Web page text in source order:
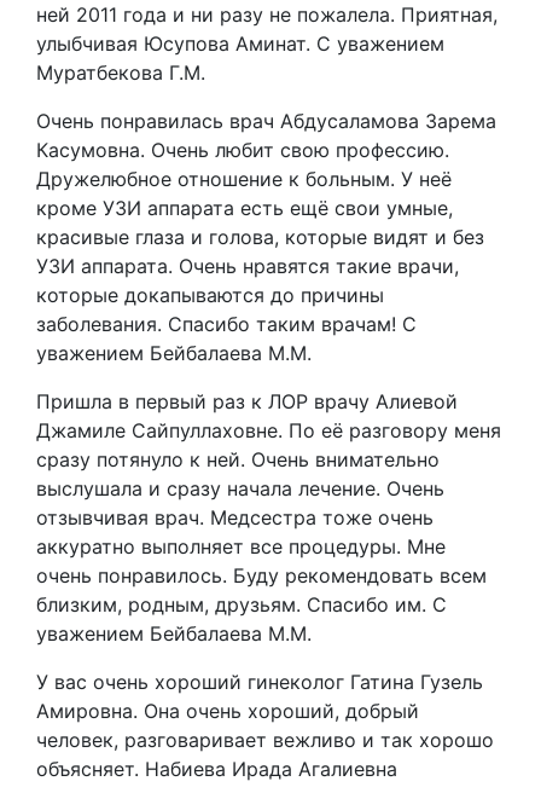
ней 2011 года и ни разу не пожалела. Приятная,
улыбчивая Юсупова Аминат. С уважением
Муратбекова Г.М.
Очень понравилась врач Абдусаламова Зарема
Касумовна. Очень любит свою профессию.
Дружелюбное отношение к больным. У неё
кроме УЗИ аппарата есть ещё свои умные,
красивые глаза и голова, которые видят и без
УЗИ аппарата. Очень нравятся такие врачи,
которые докапываются до причины
заболевания. Спасибо таким врачам! С
уважением Бейбалаева М.М.
Пришла в первый раз к ЛОР врачу Алиевой
Джамиле Сайпуллаховне. По её разговору меня
сразу потянуло к ней. Очень внимательно
выслушала и сразу начала лечение. Очень
отзывчивая врач. Медсестра тоже очень
аккуратно выполняет все процедуры. Мне
очень понравилось. Буду рекомендовать всем
близким, родным, друзьям. Спасибо им. С
уважением Бейбалаева М.М.
У вас очень хороший гинеколог Гатина Гузель
Амировна. Она очень хороший, добрый
человек, разговаривает вежливо и так хорошо
объясняет. Набиева Ирада Агалиевна